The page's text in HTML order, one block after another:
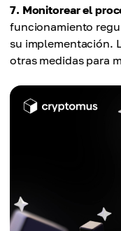
7. Monitorear el
funcionamiento
su implementación.
otras medidas para